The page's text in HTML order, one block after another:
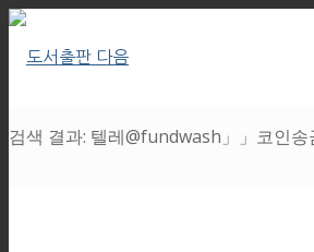
검색 결과: 텔레@fundwash」」코인